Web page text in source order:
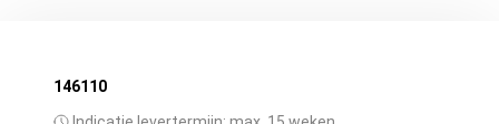
146110